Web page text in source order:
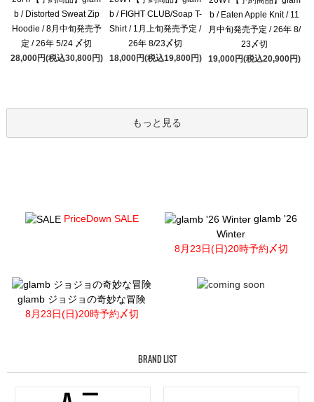
b / Distorted Sweat Zip
Hoodie / 8月中旬発売予
定 / 26年 5/24 〆切
28,000円(税込30,800円)
b / FIGHT CLUB/Soap T-
Shirt / 1月上旬発売予定 /
26年 8/23〆切
18,000円(税込19,800円)
b / Eaten Apple Knit / 11
月中旬発売予定 / 26年 8/
23〆切
19,000円(税込20,900円)
もっと見る
PriceDown SALE
glamb '26
Winter
8月23日(日)20時予約〆切
glamb ジョジョの奇妙な冒険
8月23日(日)20時予約〆切
BRAND LIST